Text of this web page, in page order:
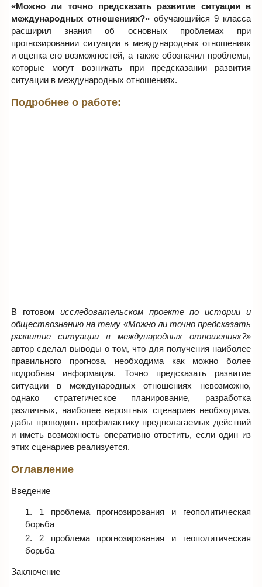
«Можно ли точно предсказать развитие ситуации в
международных отношениях?» обучающийся 9 класса
расширил знания об основных проблемах при
прогнозировании ситуации в международных отношениях
и оценка его возможностей, а также обозначил проблемы,
которые могут возникать при предсказании развития
ситуации в международных отношениях.
Подробнее о работе:
В готовом исследовательском проекте по истории и
обществознанию на тему «Можно ли точно предсказать
развитие ситуации в международных отношениях?»
автор сделал выводы о том, что для получения наиболее
правильного прогноза, необходима как можно более
подробная информация. Точно предсказать развитие
ситуации в международных отношениях невозможно,
однако стратегическое планирование, разработка
различных, наиболее вероятных сценариев необходима,
дабы проводить профилактику предполагаемых действий
и иметь возможность оперативно ответить, если один из
этих сценариев реализуется.
Оглавление
Введение
1 проблема прогнозирования и геополитическая
борьба
2 проблема прогнозирования и геополитическая
борьба
Заключение